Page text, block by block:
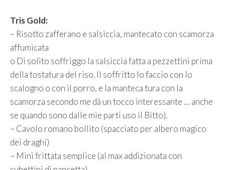
Tris Gold:
– Risotto zafferano e salsiccia, mantecato con scamorza
affumicata
o Di solito soffriggo la salsiccia fatta a pezzettini prima
della tostatura del riso. Il soffritto lo faccio con lo
scalogno o con il porro, e la manteca tura con la
scamorza secondo me dà un tocco interessante … anche
se quando sono dalle mie parti uso il Bitto).
– Cavolo romano bollito (spacciato per albero magico
dei draghi)
– Mini frittata semplice (al max addizionata con